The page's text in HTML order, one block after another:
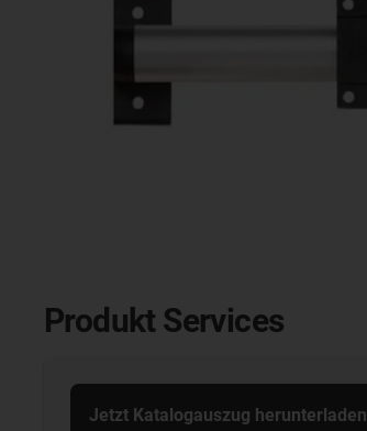
Produkt Services
Jetzt Katalogauszug herunterladen